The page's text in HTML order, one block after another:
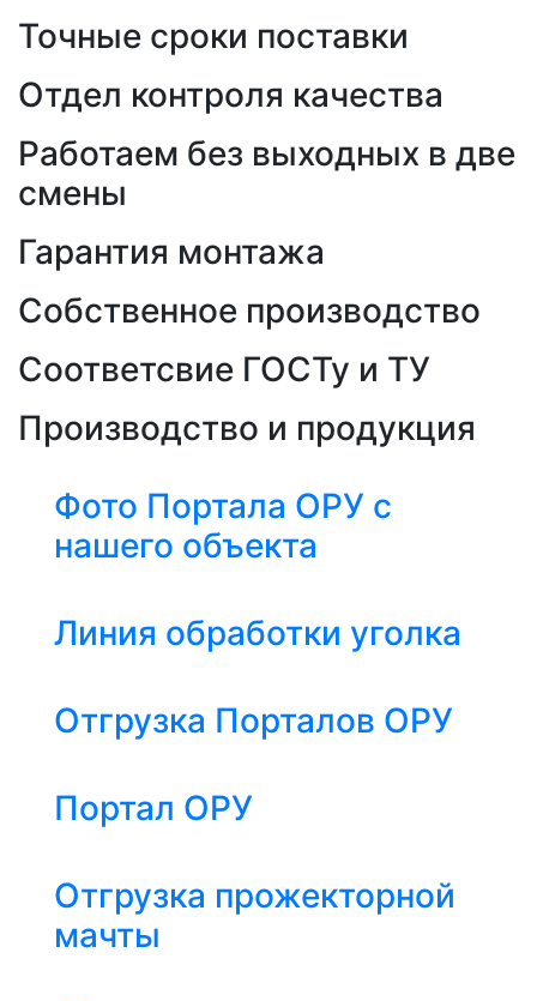
Точные сроки поставки
Отдел контроля качества
Работаем без выходных в две
смены
Гарантия монтажа
Собственное производство
Соответсвие ГОСТу и ТУ
Производство и продукция
Фото Портала ОРУ с
нашего объекта
Линия обработки уголка
Отгрузка Порталов ОРУ
Портал ОРУ
Отгрузка прожекторной
мачты